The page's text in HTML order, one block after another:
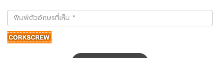
พิมพ์
ตัว
อักษร
ที่